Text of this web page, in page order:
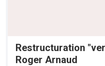
Restructuration
Roger Arnaud